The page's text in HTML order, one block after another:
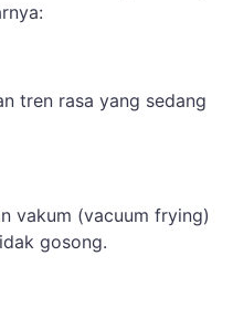
tren rasa yang sedang
vakum (vacuum frying)
gosong.